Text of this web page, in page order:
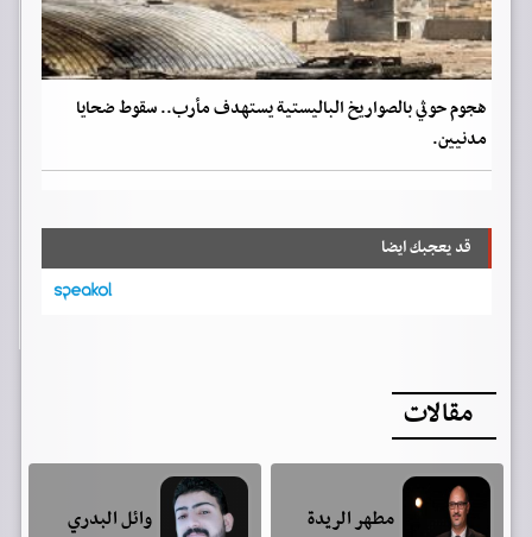
هجوم حوثي بالصواريخ الباليستية يستهدف مأرب.. سقوط ضحايا
مدنيين.
قد يعجبك ايضا
مقالات
مطهر الريدة وائل البدري